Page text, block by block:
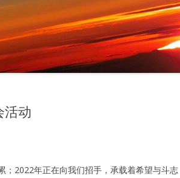
活动
；2022年正在向我们招手，承载着希望与斗志